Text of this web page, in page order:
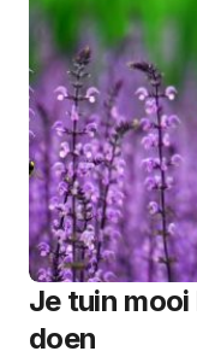
Je tuin
doen